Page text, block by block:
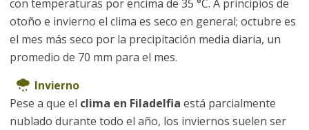
con temperaturas por encima de 35 °C. A principios de
otoño e invierno el clima es seco en general; octubre es
el mes más seco por la precipitación media diaria, un
promedio de 70 mm para el mes.
Invierno
Pese a que el clima en Filadelfia está parcialmente
nublado durante todo el año, los inviernos suelen ser